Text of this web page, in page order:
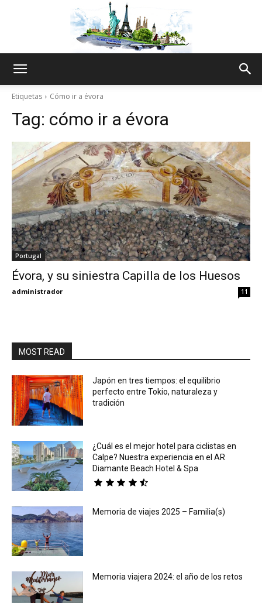
Thru
My
Etiquetas Cómo ir a évora
Tag: cómo ir a évora
Portugal
Évora, y su siniestra Capilla de los Huesos
administrador 11
MOST READ
Japón en tres tiempos: el equilibrio
perfecto entre Tokio, naturaleza y
tradición
¿Cuál es el mejor hotel para ciclistas en
Calpe? Nuestra experiencia en el AR
Diamante Beach Hotel & Spa
Memoria de viajes 2025 – Familia(s)
Memoria viajera 2024: el año de los retos